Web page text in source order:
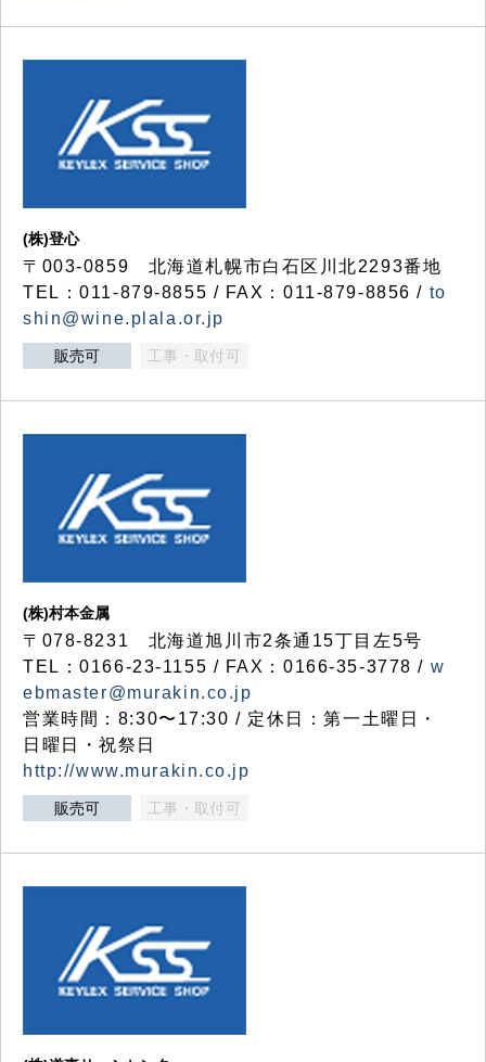
(株)登心
〒003-0859 北海道札幌市白石区川北2293番地
TEL：011-879-8855 / FAX：011-879-8856 / to
shin@wine.plala.or.jp
販売可 工事・取付可
(株)村本金属
〒078-8231 北海道旭川市2条通15丁目左5号
TEL：0166-23-1155 / FAX：0166-35-3778 / w
ebmaster@murakin.co.jp
営業時間：8:30〜17:30 / 定休日：第一土曜日・
日曜日・祝祭日
http://www.murakin.co.jp
販売可 工事・取付可